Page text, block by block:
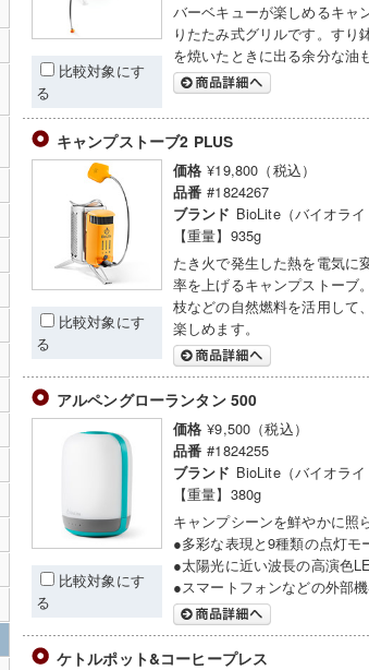
比較対象にす
る
バーベキューが楽しめるキャ
りたたみ式グリルです。すり
を焼いたときに出る余分な油
キャンプストーブ2 PLUS
比較対象にす
る
価格 ¥19,800（税込）
品番 #1824267
ブランド BioLite（バイオライ
【重量】935g
たき火で発生した熱を電気に
率を上げるキャンプストーブ
枝などの自然燃料を活用して
楽しめます。
アルペングローランタン 500
比較対象にす
る
価格 ¥9,500（税込）
品番 #1824255
ブランド BioLite（バイオライ
【重量】380g
キャンプシーンを鮮やかに照
●多彩な表現と9種類の点灯モ
●太陽光に近い波長の高演色
●スマートフォンなどの外部機
ケトルポット&コーヒープレス